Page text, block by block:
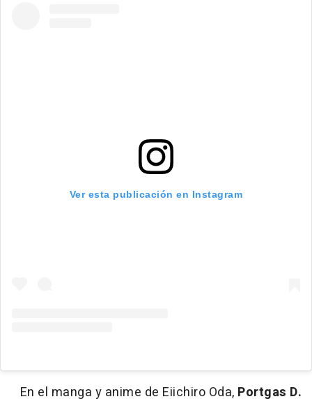
Ver esta publicación en Instagram
En el manga y anime de Eiichiro Oda, Portgas D.